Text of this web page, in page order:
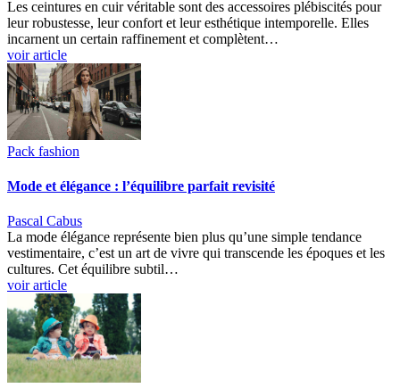
Les ceintures en cuir véritable sont des accessoires plébiscités pour
leur robustesse, leur confort et leur esthétique intemporelle. Elles
incarnent un certain raffinement et complètent…
voir article
Pack fashion
Mode et élégance : l’équilibre parfait revisité
Pascal Cabus
La mode élégance représente bien plus qu’une simple tendance
vestimentaire, c’est un art de vivre qui transcende les époques et les
cultures. Cet équilibre subtil…
voir article